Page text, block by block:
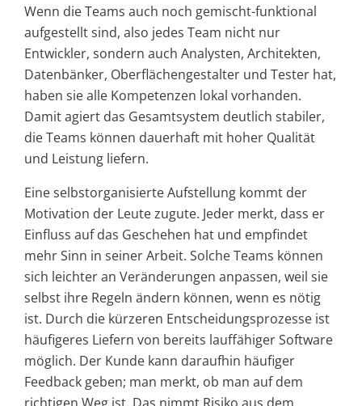
Wenn die Teams auch noch gemischt-funktional
aufgestellt sind, also jedes Team nicht nur
Entwickler, sondern auch Analysten, Architekten,
Datenbänker, Oberflächengestalter und Tester hat,
haben sie alle Kompetenzen lokal vorhanden.
Damit agiert das Gesamtsystem deutlich stabiler,
die Teams können dauerhaft mit hoher Qualität
und Leistung liefern.
Eine selbstorganisierte Aufstellung kommt der
Motivation der Leute zugute. Jeder merkt, dass er
Einfluss auf das Geschehen hat und empfindet
mehr Sinn in seiner Arbeit. Solche Teams können
sich leichter an Veränderungen anpassen, weil sie
selbst ihre Regeln ändern können, wenn es nötig
ist. Durch die kürzeren Entscheidungsprozesse ist
häufigeres Liefern von bereits lauffähiger Software
möglich. Der Kunde kann daraufhin häufiger
Feedback geben; man merkt, ob man auf dem